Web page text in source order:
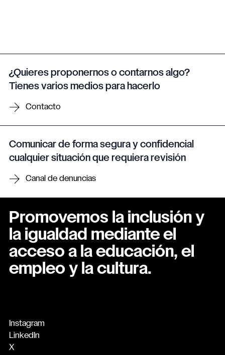
¿Quieres proponernos o contarnos algo?
Tienes varios medios para hacerlo
Contacto
Comunicar de forma segura y confidencial
cualquier situación que requiera revisión
Canal de denuncias
Promovemos la inclusión y
la igualdad mediante el
acceso a la educación, el
empleo y la cultura.
Instagram
LinkedIn
X